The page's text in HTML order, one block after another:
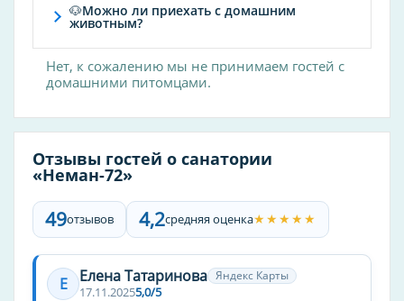
игровая комната
вечерняя программа
врач
возможностями
барбекю
телевизор в номере
кафе
услуги няни
сауна
🐶Можно ли приехать с домашним
животным?
Нет, к сожалению мы не принимаем гостей с
домашними питомцами.
Отзывы гостей о санатории
«Неман-72»
49отзывов 4,2средняя оценка★★★★★
Е Елена Татаринова Яндекс Карты
17.11.20255,0/5